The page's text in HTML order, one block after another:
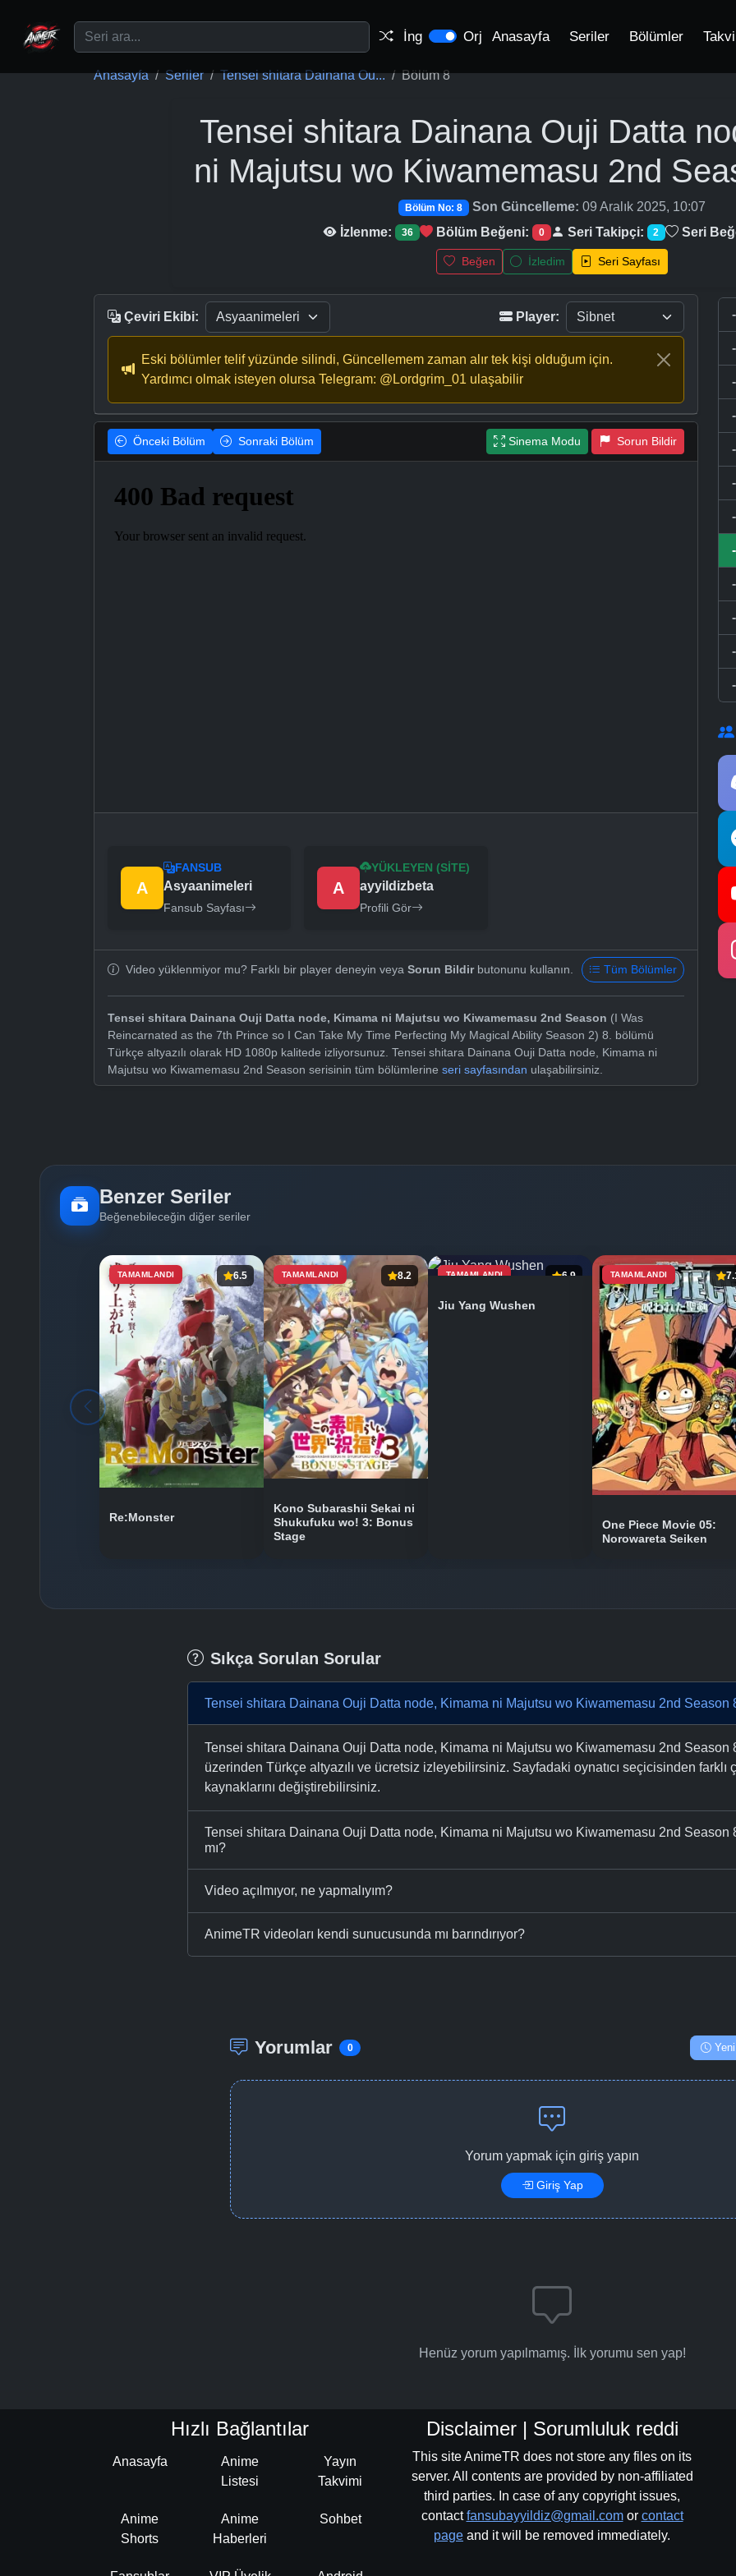
İng Orj Anasayfa Seriler Bölümler
Anasayfa Seriler Tensei shitara Dainana Ou... Bölüm 8
Tensei shitara Dainana Ouji Datta
ni Majutsu wo Kiwamemasu 2nd
Bölüm No: 8 Son Güncelleme: 09 Aralık 2025, 10:07
İzlenme:
36 Bölüm Beğeni: 0 Seri Takipçi: 2 Seri
Beğen İzledim Seri Sayfası
Çeviri Ekibi: Player:
Eski bölümler telif yüzünde silindi, Güncellemem zaman alır tek kişi olduğum için.
Yardımcı olmak isteyen olursa Telegram: @Lordgrim_01 ulaşabilir
Önceki Bölüm Sonraki Bölüm Sinema Modu Sorun Bildir
A
FANSUB
Asyaanimeleri
Fansub Sayfası
A
YÜKLEYEN (SITE)
ayyildizbeta
Profili Gör
Video yüklenmiyor mu? Farklı bir player deneyin veya Sorun Bildirbutonunu kullanın. Tüm Bölümler
Tensei shitara Dainana Ouji Datta node, Kimama ni Majutsu wo Kiwamemasu 2nd Season (I Was
Reincarnated as the 7th Prince so I Can Take My Time Perfecting My Magical Ability Season 2) 8. bölümü
Türkçe altyazılı olarak HD 1080p kalitede izliyorsunuz. Tensei shitara Dainana Ouji Datta node, Kimama ni
Majutsu wo Kiwamemasu 2nd Season serisinin tüm bölümlerine seri sayfasından ulaşabilirsiniz.
Benzer Seriler
Beğenebileceğin diğer seriler
TAMAMLANDI 6.5
Re:Monster
TAMAMLANDI 8.2
Kono Subarashii Sekai ni
Shukufuku wo! 3: Bonus
Stage
TAMAMLANDI 6.9
Jiu Yang Wushen
TAMAMLANDI
One Piece Movie 05:
Norowareta Seiken
Sıkça Sorulan Sorular
Tensei shitara Dainana Ouji Datta node, Kimama ni Majutsu wo Kiwamemasu 2nd Season
Tensei shitara Dainana Ouji Datta node, Kimama ni Majutsu wo Kiwamemasu 2nd Season
üzerinden Türkçe altyazılı ve ücretsiz izleyebilirsiniz. Sayfadaki oynatıcı seçicisinden
kaynaklarını değiştirebilirsiniz.
Tensei shitara Dainana Ouji Datta node, Kimama ni Majutsu wo Kiwamemasu 2nd Season
mı?
Video açılmıyor, ne yapmalıyım?
AnimeTR videoları kendi sunucusunda mı barındırıyor?
Yorumlar 0 Yeni
Yorum yapmak için giriş yapın
Giriş Yap
Henüz yorum yapılmamış. İlk yorumu sen yap!
Hızlı Bağlantılar
Anasayfa
Anime
Listesi
Yayın
Takvimi
Anime
Shorts
Anime
Haberleri
Sohbet
Disclaimer | Sorumluluk reddi
This site AnimeTR does not store any files on its
server. All contents are provided by non-affiliated
third parties. In case of any copyright issues,
contactfansubayyildiz@gmail.comor contact
page and it will be removed immediately.